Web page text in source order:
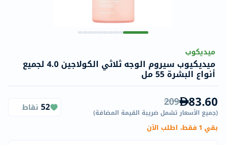
ميديكوب
ميديكيوب سيروم الوجه ثلاثي الكولاجين 4.0 لجميع
أنواع البشرة 55 مل
83.60
209
(جميع الأسعار تشمل ضريبة القيمة المضافة)
52 نقاط
بقي 1 فقط، اطلب الآن